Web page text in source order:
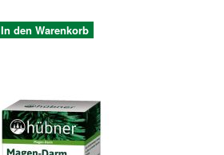
In den Warenkorb